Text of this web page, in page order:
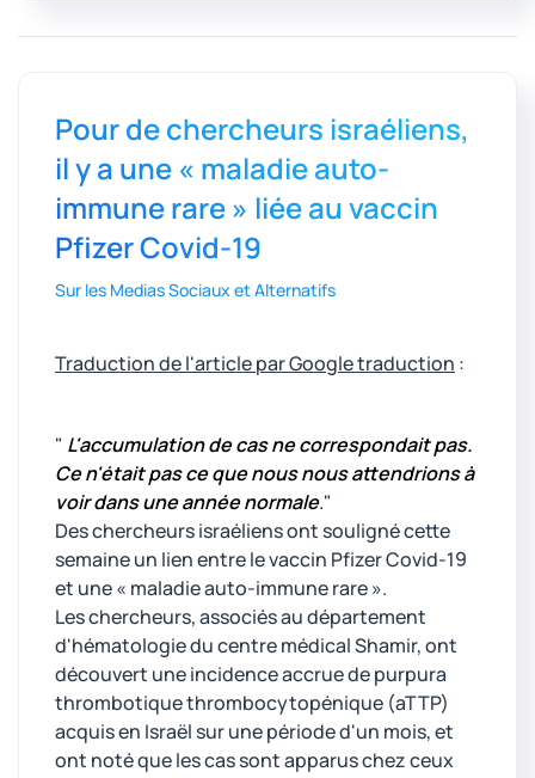
Pour de chercheurs israéliens,
il y a une « maladie auto-
immune rare » liée au vaccin
Pfizer Covid-19
Sur les Medias Sociaux et Alternatifs
Traduction de l'article par Google traduction :
" L'accumulation de cas ne correspondait pas.
Ce n'était pas ce que nous nous attendrions à
voir dans une année normale."
Des chercheurs israéliens ont souligné cette
semaine un lien entre le vaccin Pfizer Covid-19
et une « maladie auto-immune rare ».
Les chercheurs, associés au département
d'hématologie du centre médical Shamir, ont
découvert une incidence accrue de purpura
thrombotique thrombocytopénique (aTTP)
acquis en Israël sur une période d'un mois, et
ont noté que les cas sont apparus chez ceux